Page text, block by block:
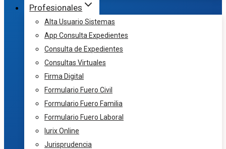
Profesionales
Alta Usuario Sistemas
App Consulta Expedientes
Consulta de Expedientes
Consultas Virtuales
Firma Digital
Formulario Fuero Civil
Formulario Fuero Familia
Formulario Fuero Laboral
Iurix Online
Jurisprudencia